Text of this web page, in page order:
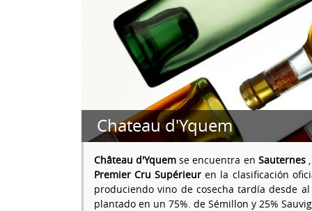
Chateau d'Yquem
Château d'Yquem se encuentra en Sauternes,
Premier Cru Supérieur en la clasificación
produciendo vino de cosecha tardía desde
plantado en un 75%. de Sémillon y 25%